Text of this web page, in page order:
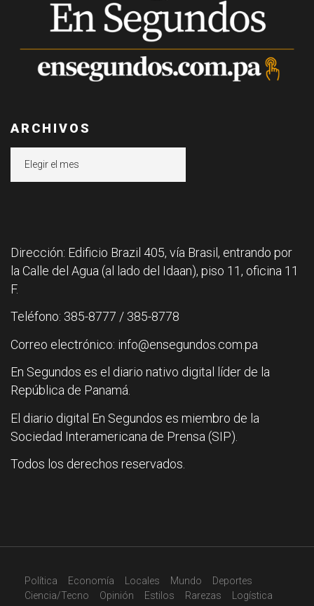
ARCHIVOS
Dirección: Edificio Brazil 405, vía Brasil, entrando por
la Calle del Agua (al lado del Idaan), piso 11, oficina 11
F.
Teléfono: 385-8777 / 385-8778
Correo electrónico: info@ensegundos.com.pa
En Segundos es el diario nativo digital líder de la
República de Panamá.
El diario digital En Segundos es miembro de la
Sociedad Interamericana de Prensa (SIP).
Todos los derechos reservados.
Política Economía Locales Mundo
Deportes
Ciencia/Tecno
Opinión Estilos Rarezas Logística